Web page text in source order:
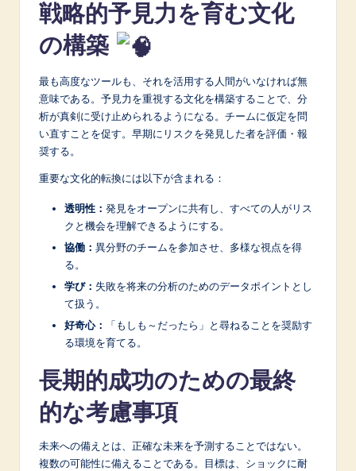
戦略的予見力を育む文化
の構築
最も高度なツールも、それを活用する人間がいなければ無
意味である。予見力を重視する文化を構築することで、分
析が真剣に受け止められるようになる。チームに仮定を問
い直すことを促す。早期にリスクを発見した者を評価・報
奨する。
重要な文化的転換には以下が含まれる：
透明性： 発見をオープンに共有し、すべての人がリス
クと機会を理解できるようにする。
協働： 異分野のチームを参加させ、多様な視点を得
る。
学び： 失敗を将来の分析のためのデータポイントとし
て扱う。
好奇心：
「もしも～だったら」と尋ねることを奨励す
る環境を育てる。
長期的成功のための最終
的な考慮事項
未来への備えとは、正確な未来を予測することではない。
複数の可能性に備えることである。目標は、ショックに耐